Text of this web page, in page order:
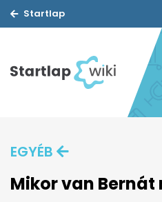
Startlap
EGYÉB
Mikor van Bernát